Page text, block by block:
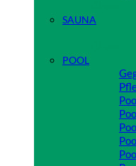
SAUNA
POOL